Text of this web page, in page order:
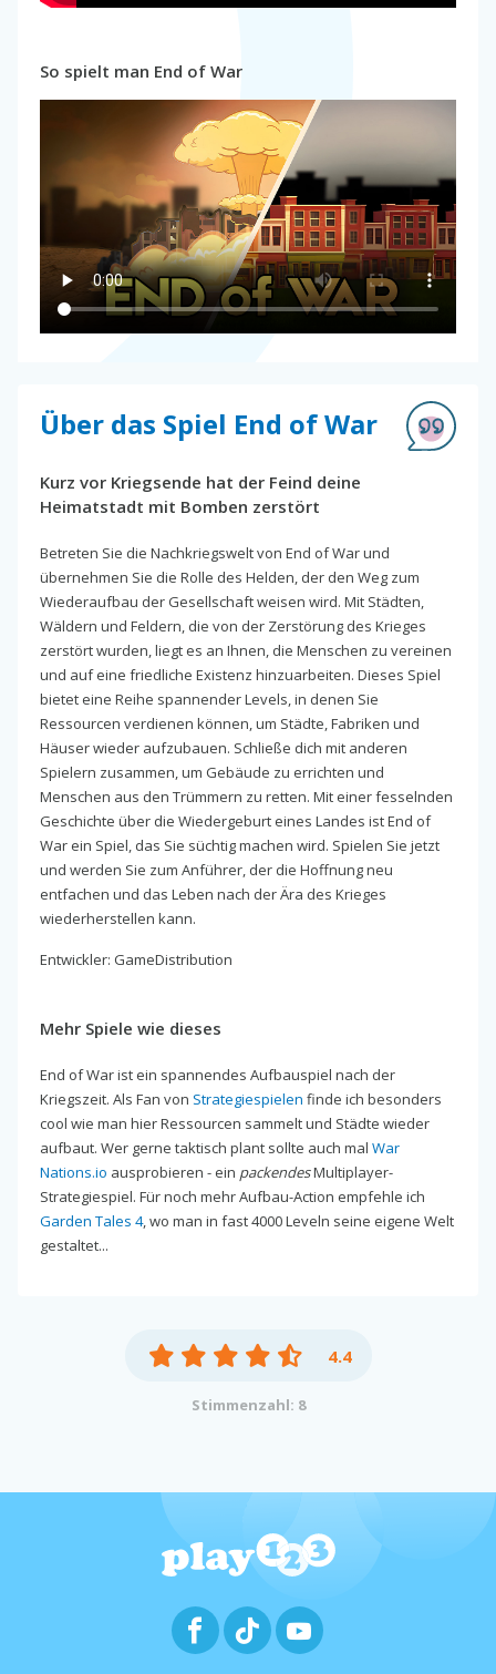
So spielt man End of War
Über das Spiel End of War
Kurz vor Kriegsende hat der Feind deine
Heimatstadt mit Bomben zerstört
Betreten Sie die Nachkriegswelt von End of War und
übernehmen Sie die Rolle des Helden, der den Weg zum
Wiederaufbau der Gesellschaft weisen wird. Mit Städten,
Wäldern und Feldern, die von der Zerstörung des Krieges
zerstört wurden, liegt es an Ihnen, die Menschen zu vereinen
und auf eine friedliche Existenz hinzuarbeiten. Dieses Spiel
bietet eine Reihe spannender Levels, in denen Sie
Ressourcen verdienen können, um Städte, Fabriken und
Häuser wieder aufzubauen. Schließe dich mit anderen
Spielern zusammen, um Gebäude zu errichten und
Menschen aus den Trümmern zu retten. Mit einer fesselnden
Geschichte über die Wiedergeburt eines Landes ist End of
War ein Spiel, das Sie süchtig machen wird. Spielen Sie jetzt
und werden Sie zum Anführer, der die Hoffnung neu
entfachen und das Leben nach der Ära des Krieges
wiederherstellen kann.
Entwickler: GameDistribution
Mehr Spiele wie dieses
End of War ist ein spannendes Aufbauspiel nach der
Kriegszeit. Als Fan von Strategiespielen finde ich besonders
cool wie man hier Ressourcen sammelt und Städte wieder
aufbaut. Wer gerne taktisch plant sollte auch mal War
Nations.io ausprobieren - ein packendesMultiplayer-
Strategiespiel. Für noch mehr Aufbau-Action empfehle ich
Garden Tales 4, wo man in fast 4000 Leveln seine eigene Welt
gestaltet...
4.4
Stimmenzahl: 8